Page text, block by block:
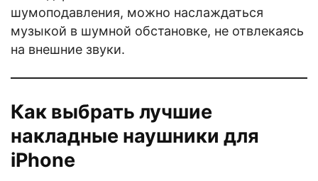
шумоподавления, можно наслаждаться
музыкой в шумной обстановке, не отвлекаясь
на внешние звуки.
Как выбрать лучшие
накладные наушники для
iPhone